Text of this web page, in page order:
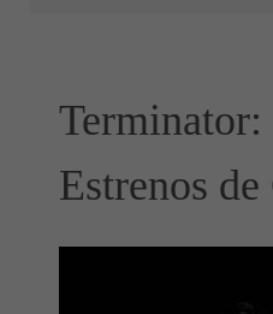
Terminator:
Estrenos